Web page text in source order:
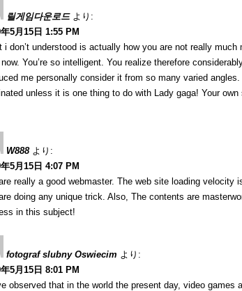
릴게임다운로드 より:
5月15日 1:55 PM
i don’t understood is actually how you are not really
You’re so intelligent. You realize therefore
me personally consider it from so many varied
unless it is one thing to do with Lady gaga! Your
W888 より:
5月15日 4:07 PM
really a good webmaster. The web site loading velocity
doing any unique trick. Also, The contents are
in this subject!
fotograf slubny Oswiecim より:
5月15日 8:01 PM
observed that in the world the present day, video games